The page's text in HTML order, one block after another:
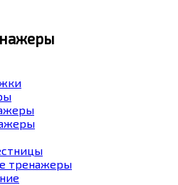
тренажеры